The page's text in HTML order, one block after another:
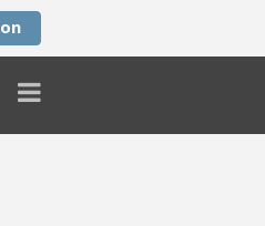
Menu